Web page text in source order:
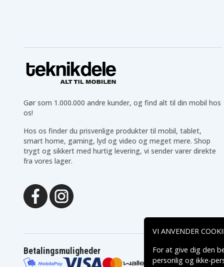
Gør som 1.000.000 andre kunder, og find alt til din mobil hos
os!
Hos os finder du prisvenlige produkter til mobil, tablet,
smart home, gaming, lyd og video og meget mere. Shop
trygt og sikkert med hurtig levering, vi sender varer direkte
fra vores lager.
Betalingsmuligheder
VI ANVENDER
For at give dig den
personlig og ikke-